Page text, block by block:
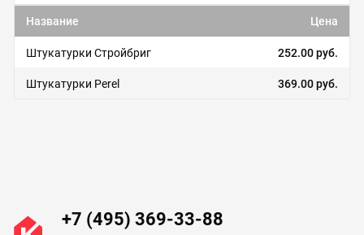
Название Цена
Штукатурки Стройбриг 252.00 руб.
Штукатурки Perel 369.00 руб.
+7 (495) 369-33-88